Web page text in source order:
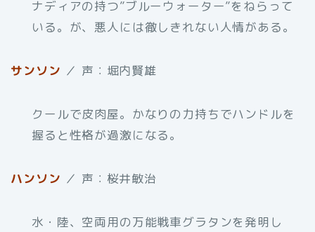
ナディアの持つ”ブルーウォーター”をねらって
いる。が、悪人には徹しきれない人情がある。
サンソン ／ 声：堀内賢雄
クールで皮肉屋。かなりの力持ちでハンドルを
握ると性格が過激になる。
ハンソン ／ 声：桜井敏治
水・陸、空両用の万能戦車グラタンを発明し